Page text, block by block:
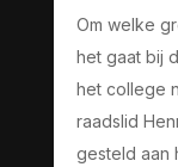
Om welke
het gaat bij
het college
raadslid
gesteld aan